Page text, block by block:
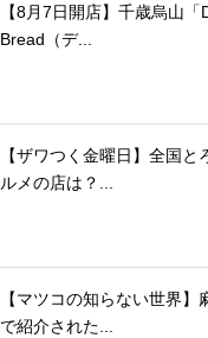
【8月7日開店】千歳烏山「
Bread（デ...
【ザワつく金曜日】全国と
ルメの店は？...
【マツコの知らない世界】
で紹介された...